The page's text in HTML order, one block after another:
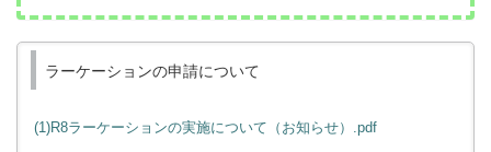
ラーケーションの申請について
(1)R8ラーケーションの実施について（お知らせ）.pdf